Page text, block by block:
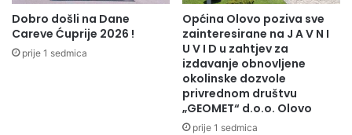
Dobro došli na Dane
Careve Ćuprije 2026 !
prije 1 sedmica
Općina Olovo poziva sve
zainteresirane na J A V N I
U V I D u zahtjev za
izdavanje obnovljene
okolinske dozvole
privrednom društvu
„GEOMET“ d.o.o. Olovo
prije 1 sedmica